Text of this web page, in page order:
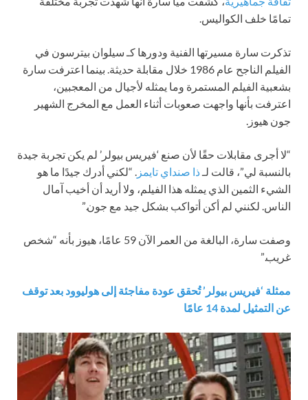
تمامًا خلف الكواليس.
تذكرت سارة مسيرتها الفنية ودورها كـ سيلوان بيترسون في
الفيلم الناجح عام 1986 خلال مقابلة حديثة. بينما اعترفت سارة
بشعبية الفيلم المستمرة وما يمثله لأجيال من المعجبين،
اعترفت بأنها واجهت صعوبات أثناء العمل مع المخرج الشهير
جون هيوز.
“لا أجرى مقابلات حقًا لأن صنع ‘فيريس بيولر’ لم يكن تجربة جيدة
بالنسبة لي”، قالت لـذا صنداي تايمز . “لكني أدرك جيدًا ما هو
الشيء الثمين الذي يمثله هذا الفيلم، ولا أريد أن أخيب آمال
الناس. لكنني لم أكن أتواكب بشكل جيد مع جون.”
وصفت سارة، البالغة من العمر الآن 59 عامًا، هيوز بأنه “شخص
غريب.”
ممثلة ‘فيريس بيولر’ تُحقق عودة مفاجئة إلى هوليوود بعد توقف
عن التمثيل لمدة 14 عامًا